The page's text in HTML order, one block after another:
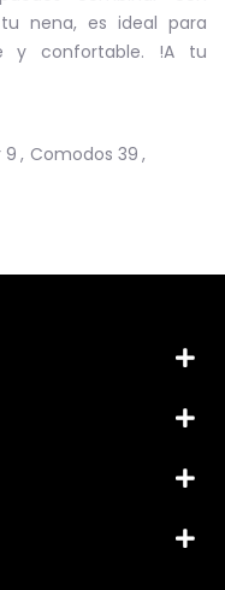
nena, es ideal para
y confortable. !A tu
9 , Comodos 39 ,